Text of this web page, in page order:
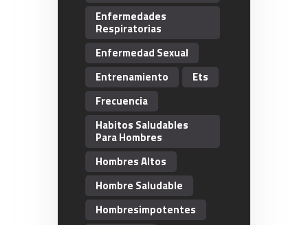
Enfermedades
Respiratorias
Enfermedad Sexual
Entrenamiento
Ets
Frecuencia
Habitos Saludables
Para Hombres
Hombres Altos
Hombre Saludable
Hombresimpotentes